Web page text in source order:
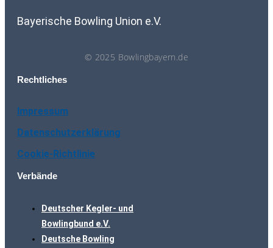
Bayerische Bowling Union e.V.
© 2025 Bowlingbayern.de
Rechtliches
Impressum
Datenschutzerklärung
Cookie-Richtlinie
Verbände
Deutscher Kegler- und
Bowlingbund e.V.
Deutsche Bowling